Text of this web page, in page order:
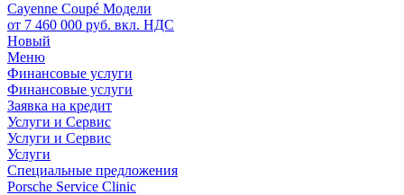
Cayenne Coupé Модели
от 7 460 000 руб. вкл. НДС
Новый
Меню
Финансовые услуги
Финансовые услуги
Заявка на кредит
Услуги и Сервис
Услуги и Сервис
Услуги
Специальные предложения
Porsche Service Clinic